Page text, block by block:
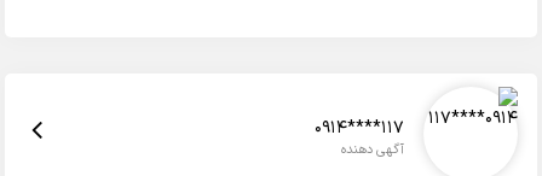
0914****117
آگهی دهنده